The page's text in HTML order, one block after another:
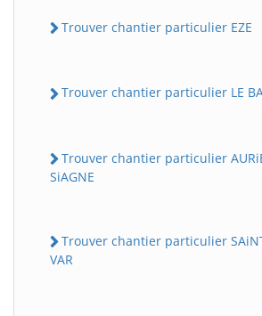
Trouver chantier particulier EZE
Trouver chantier particulier LE
Trouver chantier particulier
SiAGNE
Trouver chantier particulier
VAR